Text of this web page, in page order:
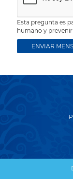
Esta pregunta es
humano y